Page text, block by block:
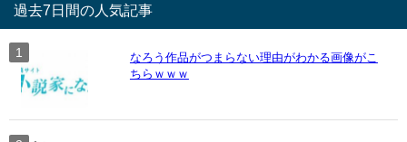
過去7日間の人気記事
なろう作品がつまらない理由がわかる画像がこ
ちらｗｗｗ